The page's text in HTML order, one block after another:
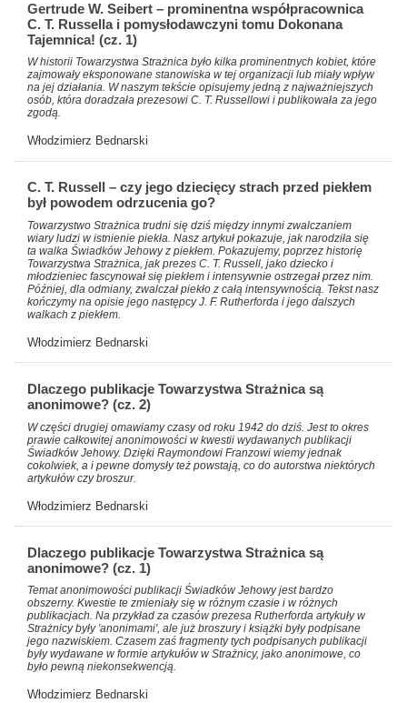
Gertrude W. Seibert – prominentna współpracownica
C. T. Russella i pomysłodawczyni tomu Dokonana
Tajemnica! (cz. 1)
W historii Towarzystwa Strażnica było kilka prominentnych kobiet, które
zajmowały eksponowane stanowiska w tej organizacji lub miały wpływ
na jej działania. W naszym tekście opisujemy jedną z najważniejszych
osób, która doradzała prezesowi C. T. Russellowi i publikowała za jego
zgodą.
Włodzimierz Bednarski
C. T. Russell – czy jego dziecięcy strach przed piekłem
był powodem odrzucenia go?
Towarzystwo Strażnica trudni się dziś między innymi zwalczaniem
wiary ludzi w istnienie piekła. Nasz artykuł pokazuje, jak narodziła się
ta walka Świadków Jehowy z piekłem. Pokazujemy, poprzez historię
Towarzystwa Strażnica, jak prezes C. T. Russell, jako dziecko i
młodzieniec fascynował się piekłem i intensywnie ostrzegał przez nim.
Później, dla odmiany, zwalczał piekło z całą intensywnością. Tekst nasz
kończymy na opisie jego następcy J. F. Rutherforda i jego dalszych
walkach z piekłem.
Włodzimierz Bednarski
Dlaczego publikacje Towarzystwa Strażnica są
anonimowe? (cz. 2)
W części drugiej omawiamy czasy od roku 1942 do dziś. Jest to okres
prawie całkowitej anonimowości w kwestii wydawanych publikacji
Świadków Jehowy. Dzięki Raymondowi Franzowi wiemy jednak
cokolwiek, a i pewne domysły też powstają, co do autorstwa niektórych
artykułów czy broszur.
Włodzimierz Bednarski
Dlaczego publikacje Towarzystwa Strażnica są
anonimowe? (cz. 1)
Temat anonimowości publikacji Świadków Jehowy jest bardzo
obszerny. Kwestie te zmieniały się w różnym czasie i w różnych
publikacjach. Na przykład za czasów prezesa Rutherforda artykuły w
Strażnicy były 'anonimami', ale już broszury i książki były podpisane
jego nazwiskiem. Czasem zaś fragmenty tych podpisanych publikacji
były wydawane w formie artykułów w Strażnicy, jako anonimowe, co
było pewną niekonsekwencją.
Włodzimierz Bednarski